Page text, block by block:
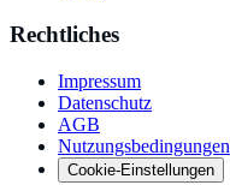
Rechtliches
Impressum
Datenschutz
AGB
Nutzungsbedingungen
Cookie-Einstellungen